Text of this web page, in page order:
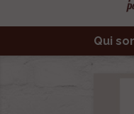
Qui